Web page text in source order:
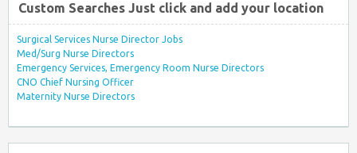
Custom Searches Just click and add your location
Surgical Services Nurse Director Jobs
Med/Surg Nurse Directors
Emergency Services, Emergency Room Nurse Directors
CNO Chief Nursing Officer
Maternity Nurse Directors